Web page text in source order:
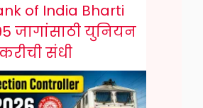
of India Bharti
जागांसाठी युनियन
संधी